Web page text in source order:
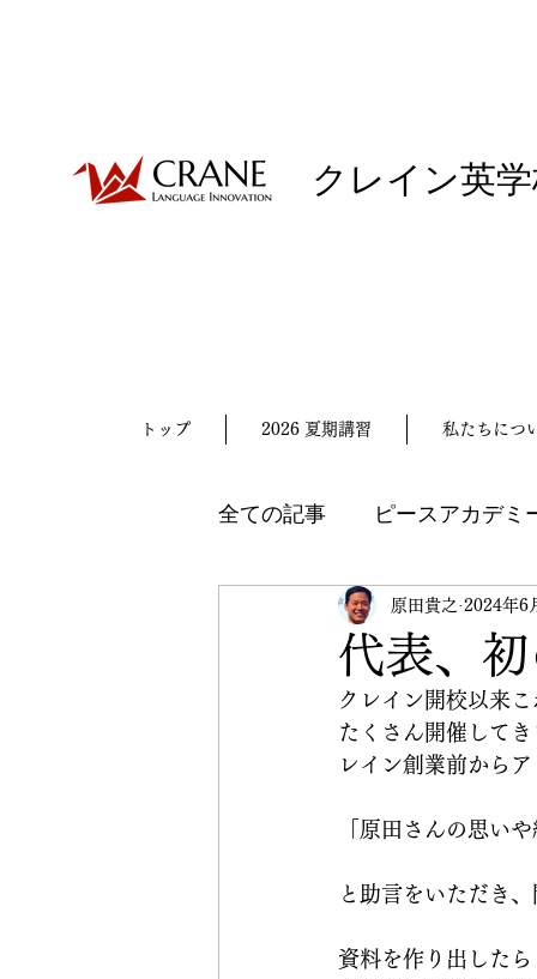
クレイン英
トップ 2026 夏期講習 私たちにつ
全ての記事 ピースアカデミ
受験英語 英検 イ
CRANE Peace Initiative
代表、
原田貴之 2024年6
クレイン開校以来
たくさん開催して
レイン創業前から
「原田さんの思い
と助言をいただき
資料を作り出した